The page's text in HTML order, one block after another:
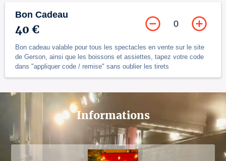
Bon Cadeau
40 €
Bon cadeau valable pour tous les spectacles en vente sur le site
de Gerson, ainsi que les boissons et assiettes, tapez votre code
dans "appliquer code / remise" sans oublier les tirets
0
Informations